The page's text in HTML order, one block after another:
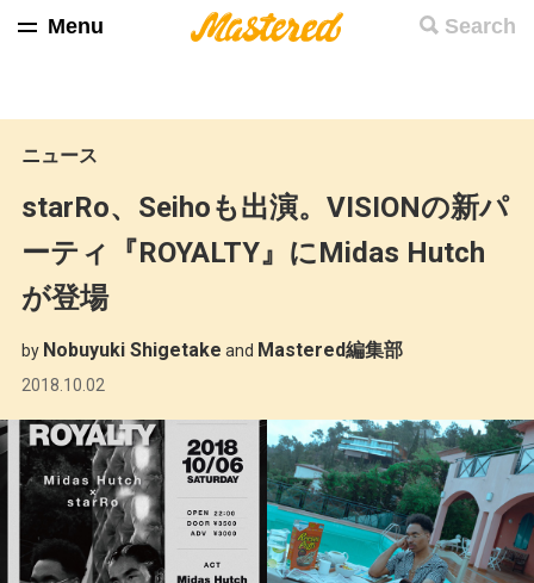
Search
Menu
ニュース
starRo、Seihoも出演。VISIONの新パ
ーティ『ROYALTY』にMidas Hutch
が登場
by Nobuyuki Shigetake and Mastered編集部
2018.10.02